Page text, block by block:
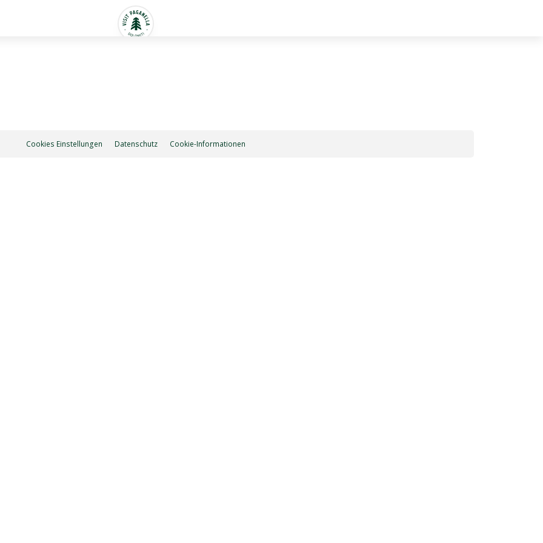
Cookies Einstellungen Datenschutz Cookie-Informationen